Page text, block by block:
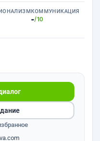
КОММУНИКАЦИЯ
-/10